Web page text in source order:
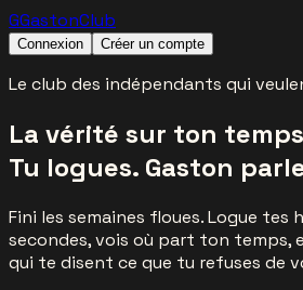
GGastonClub
Connexion Créer un compte
Le club des indépendants qui
La vérité sur ton
Tu logues. Gaston
Fini les semaines floues. Logue tes
secondes, vois où part ton temps,
qui te disent ce que tu refuses de